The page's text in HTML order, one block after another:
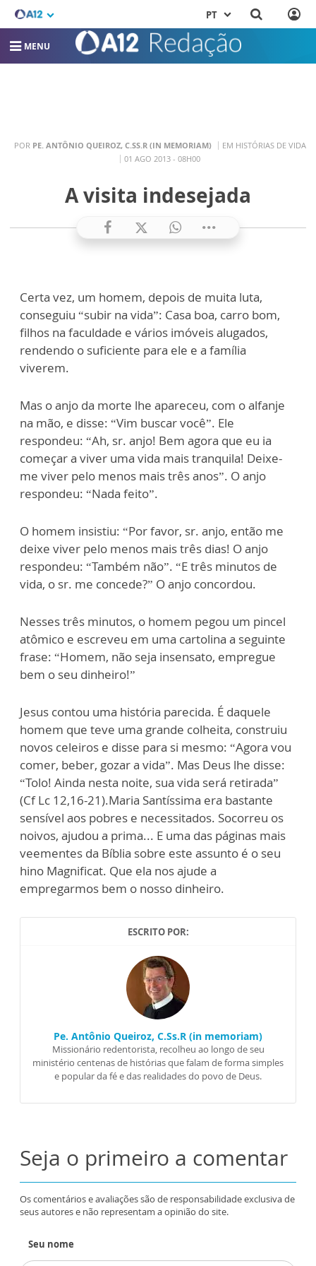
PT
MENU
POR PE. ANTÔNIO QUEIROZ, C.SS.R (IN MEMORIAM)
EM HISTÓRIAS DE VIDA
01 AGO 2013 - 08H00
A visita indesejada
Certa vez, um homem, depois de muita luta,
conseguiu “subir na vida”: Casa boa, carro bom,
filhos na faculdade e vários imóveis alugados,
rendendo o suficiente para ele e a família
viverem.
Mas o anjo da morte lhe apareceu, com o alfanje
na mão, e disse: “Vim buscar você”. Ele
respondeu: “Ah, sr. anjo! Bem agora que eu ia
começar a viver uma vida mais tranquila! Deixe-
me viver pelo menos mais três anos”. O anjo
respondeu: “Nada feito”.
O homem insistiu: “Por favor, sr. anjo, então me
deixe viver pelo menos mais três dias! O anjo
respondeu: “Também não”. “E três minutos de
vida, o sr. me concede?” O anjo concordou.
Nesses três minutos, o homem pegou um pincel
atômico e escreveu em uma cartolina a seguinte
frase: “Homem, não seja insensato, empregue
bem o seu dinheiro!”
Jesus contou uma história parecida. É daquele
homem que teve uma grande colheita, construiu
novos celeiros e disse para si mesmo: “Agora vou
comer, beber, gozar a vida”. Mas Deus lhe disse:
“Tolo! Ainda nesta noite, sua vida será retirada”
(Cf Lc 12,16-21).Maria Santíssima era bastante
sensível aos pobres e necessitados. Socorreu os
noivos, ajudou a prima... E uma das páginas mais
veementes da Bíblia sobre este assunto é o seu
hino Magnificat. Que ela nos ajude a
empregarmos bem o nosso dinheiro.
ESCRITO POR:
Pe. Antônio Queiroz, C.Ss.R (in memoriam)
Missionário redentorista, recolheu ao longo de seu
ministério centenas de histórias que falam de forma simples
e popular da fé e das realidades do povo de Deus.
Seja o primeiro a comentar
Os comentários e avaliações são de responsabilidade exclusiva de
seus autores e não representam a opinião do site.
Seu nome